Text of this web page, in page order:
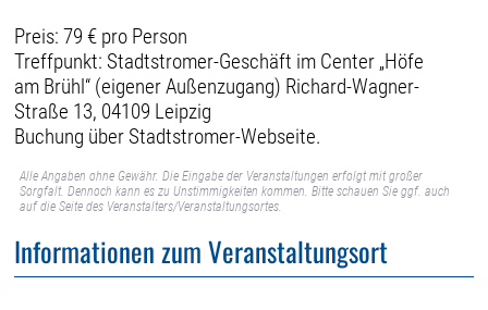
Preis: 79 € pro Person
Treffpunkt: Stadtstromer-Geschäft im Center „Höfe
am Brühl“ (eigener Außenzugang) Richard-Wagner-
Straße 13, 04109 Leipzig
Buchung über Stadtstromer-Webseite.
Alle Angaben ohne Gewähr. Die Eingabe der Veranstaltungen erfolgt mit großer
Sorgfalt. Dennoch kann es zu Unstimmigkeiten kommen. Bitte schauen Sie ggf. auch
auf die Seite des Veranstalters/Veranstaltungsortes.
Informationen zum Veranstaltungsort